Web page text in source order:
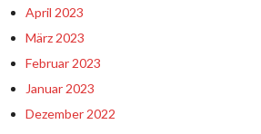
April 2023
März 2023
Februar 2023
Januar 2023
Dezember 2022